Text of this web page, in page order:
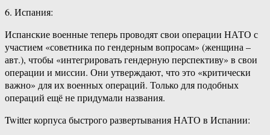
6. Испания:
Испанские военные теперь проводят свои операции НАТО с
участием «советника по гендерным вопросам» (женщина –
авт.), чтобы «интегрировать гендерную перспективу» в свои
операции и миссии. Они утверждают, что это «критически
важно» для их военных операций. Только для подобных
операций ещё не придумали названия.
Twitter корпуса быстрого развертывания НАТО в Испании: